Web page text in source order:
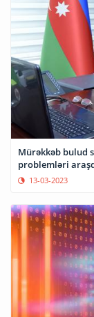
Mürəkkəb bulud
problemləri
13-03-2023